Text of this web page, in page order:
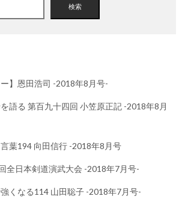
検索
ー】恩田浩司 -2018年8月号-
を語る 第百九十四回 小笠原正記 -2018年8月
言葉194 向田信行 -2018年8月号
全日本剣道演武大会 -2018年7月号-
強くなる114 山田聡子 -2018年7月号-